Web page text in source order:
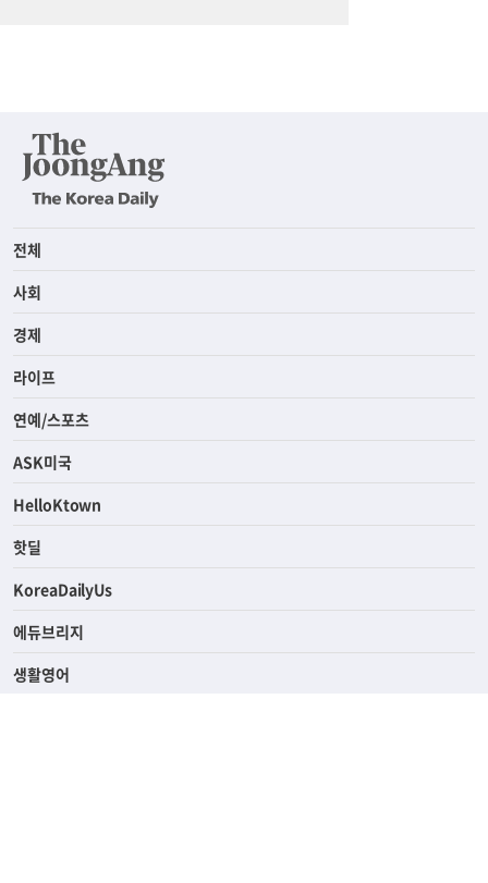
전체
사회
경제
라이프
연예/스포츠
ASK미국
HelloKtown
핫딜
KoreaDailyUs
에듀브리지
생활영어